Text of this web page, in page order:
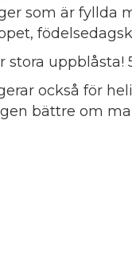
som är fyllda
stora uppblåsta!
också för
bättre om